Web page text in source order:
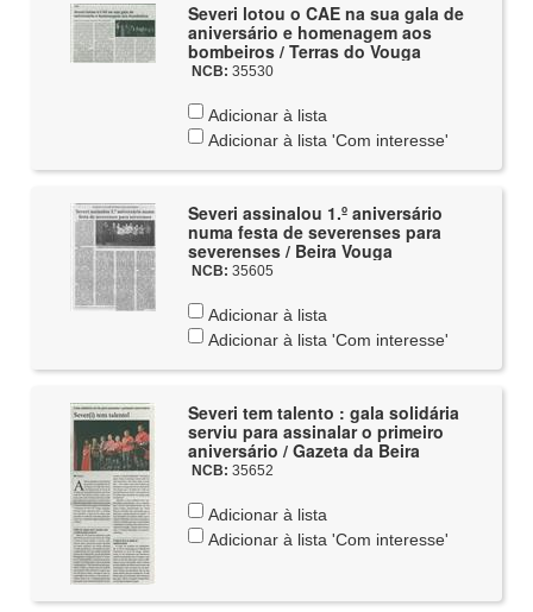
Severi lotou o CAE na sua gala de
aniversário e homenagem aos
bombeiros / Terras do Vouga
NCB: 35530
Adicionar à lista
Adicionar à lista 'Com interesse'
Severi assinalou 1.º aniversário
numa festa de severenses para
severenses / Beira Vouga
NCB: 35605
Adicionar à lista
Adicionar à lista 'Com interesse'
Severi tem talento : gala solidária
serviu para assinalar o primeiro
aniversário / Gazeta da Beira
NCB: 35652
Adicionar à lista
Adicionar à lista 'Com interesse'